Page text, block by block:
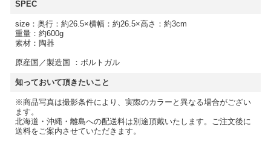
SPEC
size：奥行：約26.5×横幅：約26.5×高さ：約3cm
重量：約600g
素材：陶器
原産国／製造国 ：ポルトガル
知っておいて頂きたいこと
※商品写真は撮影条件により、実際のカラーと異なる場合がござい
ます。
北海道・沖縄・離島への配送料は別途頂戴いたします。ご注文後に
送料をご案内させていただきます。